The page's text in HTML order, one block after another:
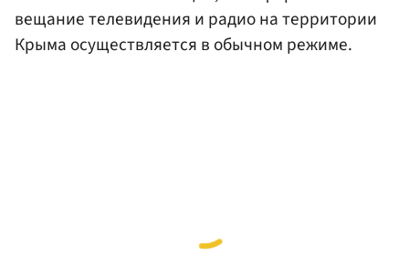
вещание телевидения и радио на территории
Крыма осуществляется в обычном режиме.